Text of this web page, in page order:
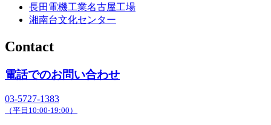
長田電機工業名古屋工場
湘南台文化センター
Contact
電話でのお問い合わせ
03-5727-1383
（平日10:00-19:00）